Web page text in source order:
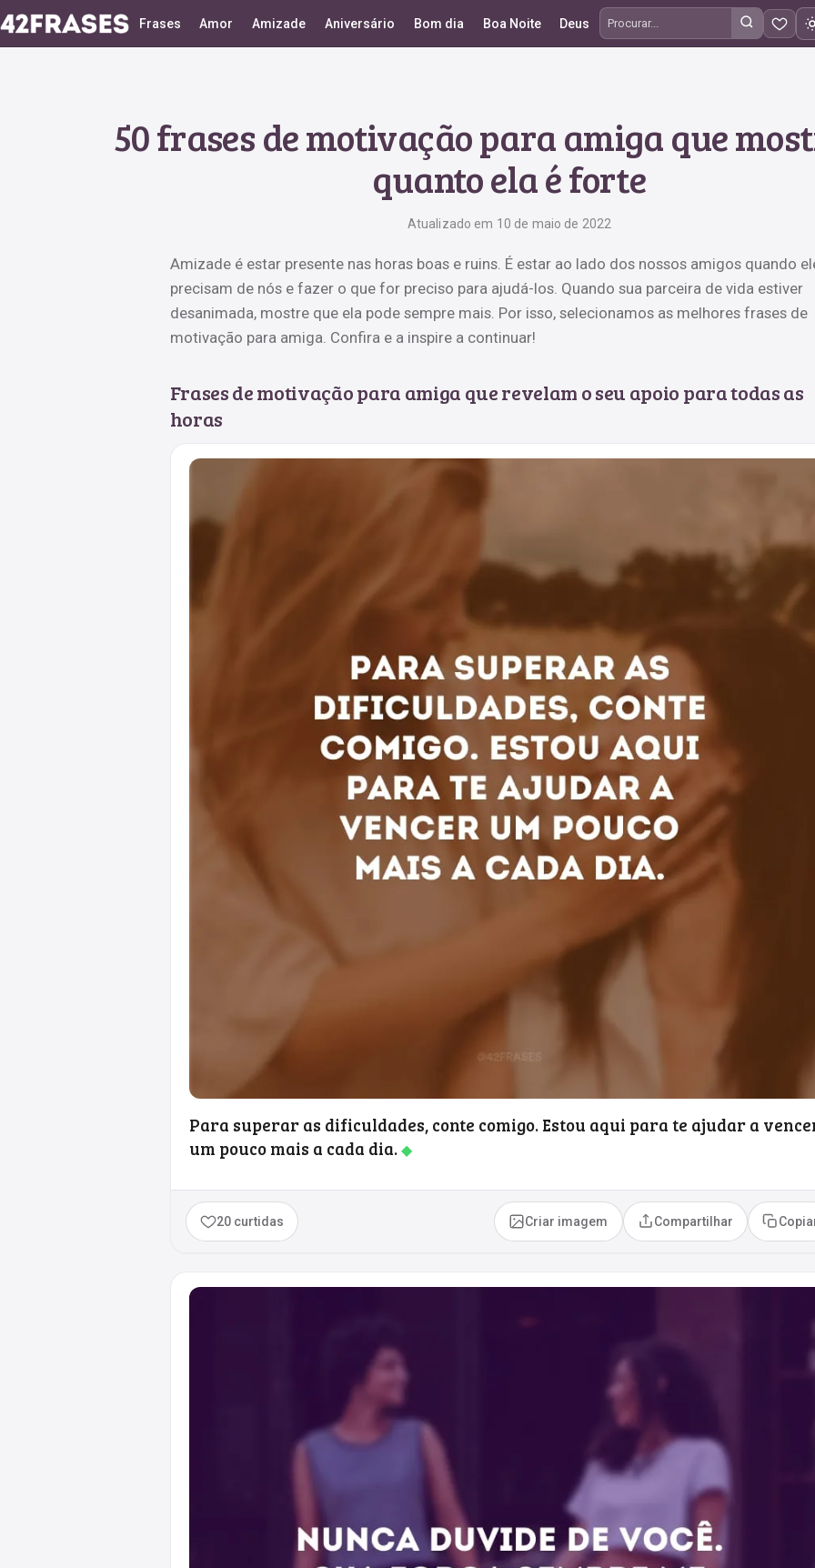
Frases Amor Amizade Aniversário Bom dia Boa Noite Deus
Procurar frases
50 frases de motivação para amiga que
quanto ela é forte
Atualizado em 10 de maio de 2022
Amizade é estar presente nas horas boas e ruins. É estar ao lado dos nossos amigos quando
precisam de nós e fazer o que for preciso para ajudá-los. Quando sua parceira de vida estiver
desanimada, mostre que ela pode sempre mais. Por isso, selecionamos as melhores frases de
motivação para amiga. Confira e a inspire a continuar!
Frases de motivação para amiga que revelam o seu apoio para todas as
horas
Para superar as dificuldades, conte comigo. Estou aqui para te ajudar a
um pouco mais a cada dia.◆
20 curtidas Criar imagem Compartilhar